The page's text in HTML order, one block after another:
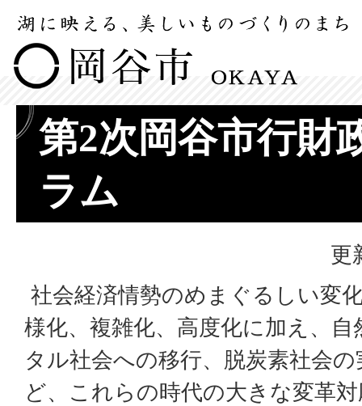
第2次岡谷市行財
ラム
更
社会経済情勢のめまぐるしい変
様化、複雑化、高度化に加え、
タル社会への移行、脱炭素社会
ど、これらの時代の大きな変革